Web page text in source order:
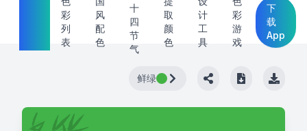
彩
列
表
风
配
色
十
四
节
气
取
颜
色
计
工
具
彩
游
戏
下
载
App
鲜绿